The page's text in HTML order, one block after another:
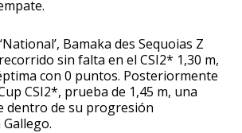
Bamaka des Sequoias Z
sin falta en el CSI2* 1,30 m,
con 0 puntos. Posteriormente
CSI2*, prueba de 1,45 m, una
dentro de su progresión